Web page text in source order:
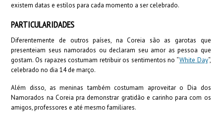
existem datas e estilos para cada momento a ser celebrado.
PARTICULARIDADES
Diferentemente de outros países, na Coreia são as garotas que
presenteiam seus namorados ou declaram seu amor as pessoa que
gostam. Os rapazes costumam retribuir os sentimentos no “White Day“,
celebrado no dia 14 de março.
Além disso, as meninas também costumam aproveitar o Dia dos
Namorados na Coreia pra demonstrar gratidão e carinho para com os
amigos, professores e até mesmo familiares.